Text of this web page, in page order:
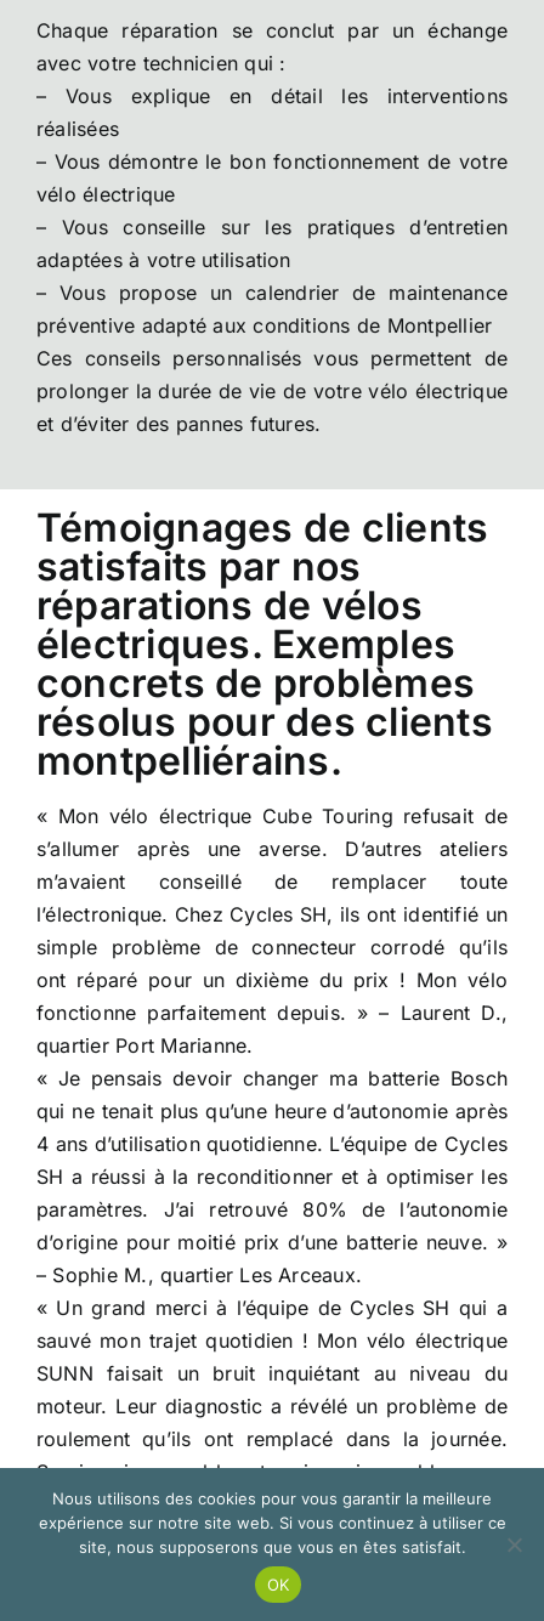
Chaque réparation se conclut par un échange
avec votre technicien qui :
– Vous explique en détail les interventions
réalisées
– Vous démontre le bon fonctionnement de votre
vélo électrique
– Vous conseille sur les pratiques d’entretien
adaptées à votre utilisation
– Vous propose un calendrier de maintenance
préventive adapté aux conditions de Montpellier
Ces conseils personnalisés vous permettent de
prolonger la durée de vie de votre vélo électrique
et d’éviter des pannes futures.
Témoignages de clients
satisfaits par nos
réparations de vélos
électriques. Exemples
concrets de problèmes
résolus pour des clients
montpelliérains.
« Mon vélo électrique Cube Touring refusait de
s’allumer après une averse. D’autres ateliers
m’avaient conseillé de remplacer toute
l’électronique. Chez Cycles SH, ils ont identifié un
simple problème de connecteur corrodé qu’ils
ont réparé pour un dixième du prix ! Mon vélo
fonctionne parfaitement depuis. » – Laurent D.,
quartier Port Marianne.
« Je pensais devoir changer ma batterie Bosch
qui ne tenait plus qu’une heure d’autonomie après
4 ans d’utilisation quotidienne. L’équipe de Cycles
SH a réussi à la reconditionner et à optimiser les
paramètres. J’ai retrouvé 80% de l’autonomie
d’origine pour moitié prix d’une batterie neuve. »
– Sophie M., quartier Les Arceaux.
« Un grand merci à l’équipe de Cycles SH qui a
sauvé mon trajet quotidien ! Mon vélo électrique
SUNN faisait un bruit inquiétant au niveau du
moteur. Leur diagnostic a révélé un problème de
roulement qu’ils ont remplacé dans la journée.
Service impeccable et prix raisonnable. » –
Thomas B., quartier Boutonnet.
Avis vérifiés et notes Google My Business.
Notre réputation en tant que réparateur de vélos
Nous utilisons des cookies pour vous garantir la meilleure
expérience sur notre site web. Si vous continuez à utiliser ce
site, nous supposerons que vous en êtes satisfait.
OK